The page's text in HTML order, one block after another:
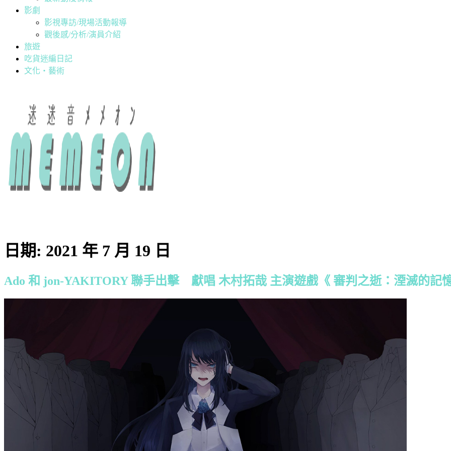
影劇
影視專訪/現場活動報導
觀後感/分析/演員介紹
旅遊
吃貨迷編日記
文化・藝術
日期: 2021 年 7 月 19 日
Ado 和 jon-YAKITORY 聯手出擊 獻唱 木村拓哉 主演遊戲《 審判之逝：湮滅的記